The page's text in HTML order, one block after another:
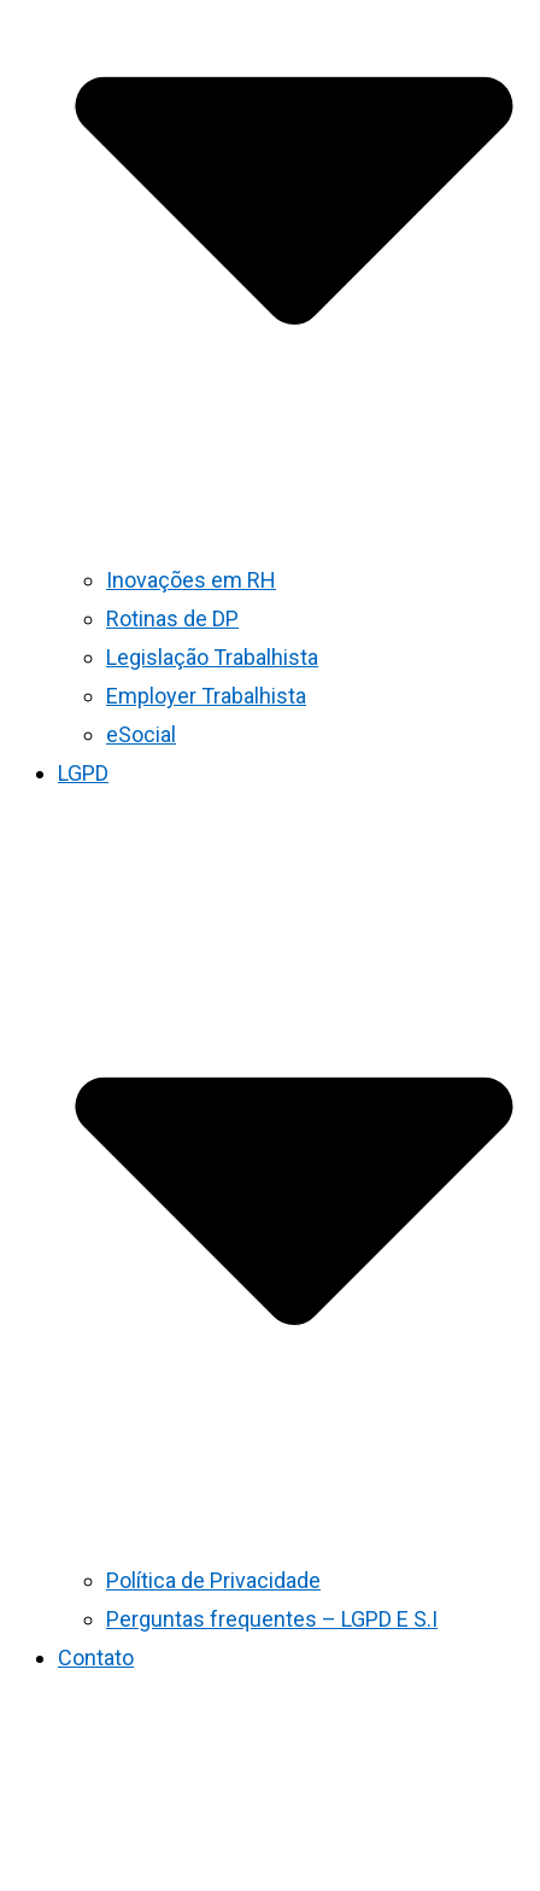
Inovações em RH
Rotinas de DP
Legislação Trabalhista
Employer Trabalhista
eSocial
LGPD
Política de Privacidade
Perguntas frequentes – LGPD E S.I
Contato